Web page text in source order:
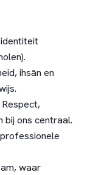
ihsān en
bij ons centraal.
waar